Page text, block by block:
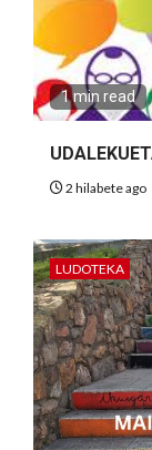
1 min read
2 hilabete ago
LUDOTEKA